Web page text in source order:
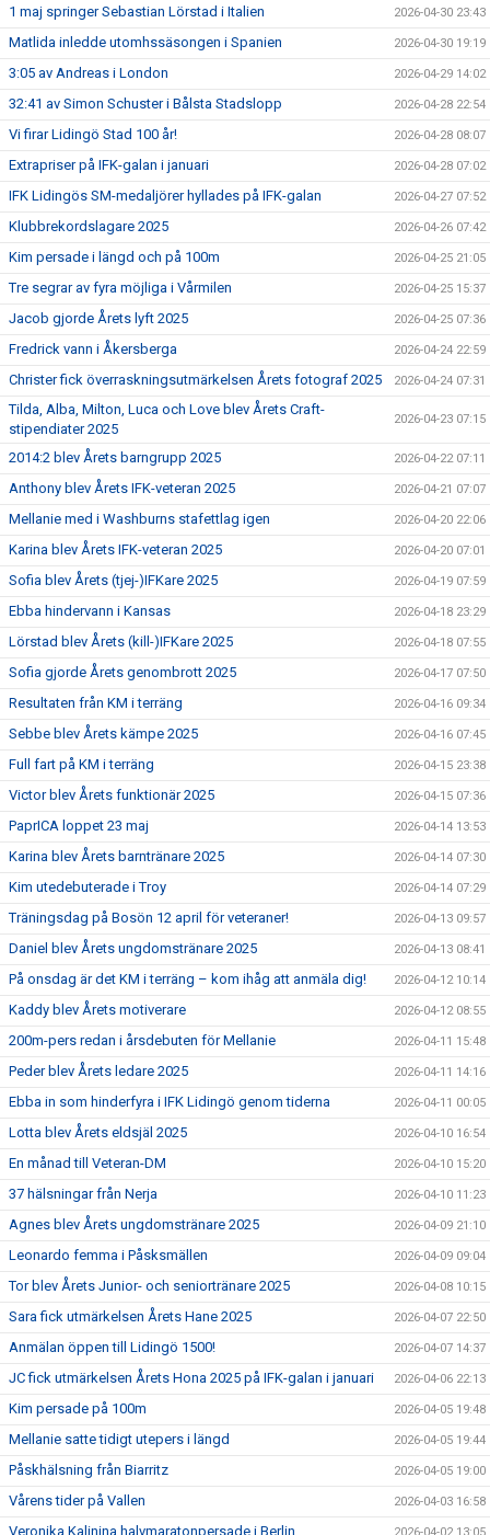
1 maj springer Sebastian Lörstad i Italien 2026-04-30 23:43
Matlida inledde utomhssäsongen i Spanien 2026-04-30 19:19
3:05 av Andreas i London 2026-04-29 14:02
32:41 av Simon Schuster i Bålsta Stadslopp 2026-04-28 22:54
Vi firar Lidingö Stad 100 år! 2026-04-28 08:07
Extrapriser på IFK-galan i januari 2026-04-28 07:02
IFK Lidingös SM-medaljörer hyllades på IFK-galan 2026-04-27 07:52
Klubbrekordslagare 2025 2026-04-26 07:42
Kim persade i längd och på 100m 2026-04-25 21:05
Tre segrar av fyra möjliga i Vårmilen 2026-04-25 15:37
Jacob gjorde Årets lyft 2025 2026-04-25 07:36
Fredrick vann i Åkersberga 2026-04-24 22:59
Christer fick överraskningsutmärkelsen Årets fotograf 2025 2026-04-24 07:31
Tilda, Alba, Milton, Luca och Love blev Årets Craft-
stipendiater 2025
2026-04-23 07:15
2014:2 blev Årets barngrupp 2025 2026-04-22 07:11
Anthony blev Årets IFK-veteran 2025 2026-04-21 07:07
Mellanie med i Washburns stafettlag igen 2026-04-20 22:06
Karina blev Årets IFK-veteran 2025 2026-04-20 07:01
Sofia blev Årets (tjej-)IFKare 2025 2026-04-19 07:59
Ebba hindervann i Kansas 2026-04-18 23:29
Lörstad blev Årets (kill-)IFKare 2025 2026-04-18 07:55
Sofia gjorde Årets genombrott 2025 2026-04-17 07:50
Resultaten från KM i terräng 2026-04-16 09:34
Sebbe blev Årets kämpe 2025 2026-04-16 07:45
Full fart på KM i terräng 2026-04-15 23:38
Victor blev Årets funktionär 2025 2026-04-15 07:36
PaprICA loppet 23 maj 2026-04-14 13:53
Karina blev Årets barntränare 2025 2026-04-14 07:30
Kim utedebuterade i Troy 2026-04-14 07:29
Träningsdag på Bosön 12 april för veteraner! 2026-04-13 09:57
Daniel blev Årets ungdomstränare 2025 2026-04-13 08:41
På onsdag är det KM i terräng – kom ihåg att anmäla dig! 2026-04-12 10:14
Kaddy blev Årets motiverare 2026-04-12 08:55
200m-pers redan i årsdebuten för Mellanie 2026-04-11 15:48
Peder blev Årets ledare 2025 2026-04-11 14:16
Ebba in som hinderfyra i IFK Lidingö genom tiderna 2026-04-11 00:05
Lotta blev Årets eldsjäl 2025 2026-04-10 16:54
En månad till Veteran-DM 2026-04-10 15:20
37 hälsningar från Nerja 2026-04-10 11:23
Agnes blev Årets ungdomstränare 2025 2026-04-09 21:10
Leonardo femma i Påsksmällen 2026-04-09 09:04
Tor blev Årets Junior- och seniortränare 2025 2026-04-08 10:15
Sara fick utmärkelsen Årets Hane 2025 2026-04-07 22:50
Anmälan öppen till Lidingö 1500! 2026-04-07 14:37
JC fick utmärkelsen Årets Hona 2025 på IFK-galan i januari 2026-04-06 22:13
Kim persade på 100m 2026-04-05 19:48
Mellanie satte tidigt utepers i längd 2026-04-05 19:44
Påskhälsning från Biarritz 2026-04-05 19:00
Vårens tider på Vallen 2026-04-03 16:58
Veronika Kalinina halvmaratonpersade i Berlin